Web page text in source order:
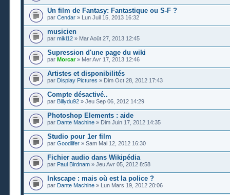
Un film de Fantasy: Fantastique ou S-F ?
par Cendar » Lun Juil 15, 2013 16:32
musicien
par mikl12 » Mar Août 27, 2013 12:45
Supression d'une page du wiki
par Morcar» Mer Avr 17, 2013 12:46
Artistes et disponibilités
par Display Pictures » Dim Oct 28, 2012 17:43
Compte désactivé..
par Billydu92 » Jeu Sep 06, 2012 14:29
Photoshop Elements : aide
par Dante Machine » Dim Juin 17, 2012 14:35
Studio pour 1er film
par Goodlifer » Sam Mai 12, 2012 16:30
Fichier audio dans Wikipédia
par Paul Birdnam » Jeu Avr 05, 2012 8:58
Inkscape : mais où est la police ?
par Dante Machine » Lun Mars 19, 2012 20:06